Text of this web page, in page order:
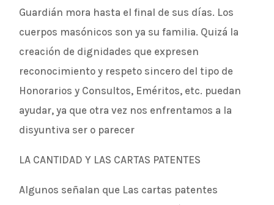
Guardián mora hasta el final de sus días. Los
cuerpos masónicos son ya su familia. Quizá la
creación de dignidades que expresen
reconocimiento y respeto sincero del tipo de
Honorarios y Consultos, Eméritos, etc. puedan
ayudar, ya que otra vez nos enfrentamos a la
disyuntiva ser o parecer
LA CANTIDAD Y LAS CARTAS PATENTES
Algunos señalan que Las cartas patentes